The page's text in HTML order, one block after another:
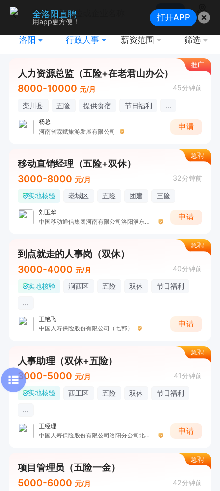
搜索
地图
洛阳 行政人事 薪资范围 筛选
推广
人力资源总监（五险+在老君山办公）
8000-10000 元/月 45分钟前
栾川县 五险 提供食宿 节日福利 ...
杨总
河南省霖赋旅游发展有限公司
申请
急聘
移动直销经理（五险+双休）
3000-8000 元/月 32分钟前
实地核验 老城区 五险 团建 三险
刘玉华
中国移动通信集团河南有限公司洛阳涧东路营业厅
申请
急聘
到点就走的人事岗（双休）
3000-4000 元/月 40分钟前
实地核验 涧西区 五险 双休
节日福利
...
王艳飞
中国人寿保险股份有限公司（七部）
申请
急聘
人事助理（双休+五险）
3000-5000 元/月 41分钟前
实地核验 西工区 五险 双休
节日福利
...
王经理
中国人寿保险股份有限公司洛阳分公司北区营销服务部非凡职场
申请
急聘
项目管理员（五险一金）
5000-6000 元/月 42分钟前
全洛阳直聘
用app更方便！ 打开APP